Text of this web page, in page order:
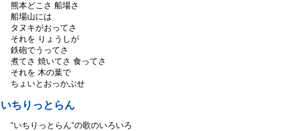
熊本どこさ 船場さ
船場山には
タヌキがおってさ
それを りょうしが
鉄砲でうってさ
煮てさ 焼いてさ 食ってさ
それを 木の葉で
ちょいとおっかぶせ
いちりっとらん
”いちりっとらん”の歌のいろいろ